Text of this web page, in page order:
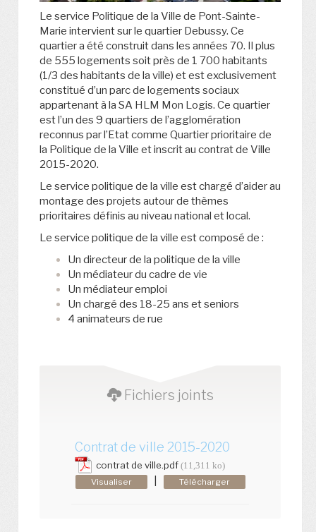
Le service Politique de la Ville de Pont-Sainte-
Marie intervient sur le quartier Debussy. Ce
quartier a été construit dans les années 70. Il plus
de 555 logements soit près de 1 700 habitants
(1/3 des habitants de la ville) et est exclusivement
constitué d’un parc de logements sociaux
appartenant à la SA HLM Mon Logis. Ce quartier
est l’un des 9 quartiers de l’agglomération
reconnus par l’Etat comme Quartier prioritaire de
la Politique de la Ville et inscrit au contrat de Ville
2015-2020.
Le service politique de la ville est chargé d’aider au
montage des projets autour de thèmes
prioritaires définis au niveau national et local.
Le service politique de la ville est composé de :
Un directeur de la politique de la ville
Un médiateur du cadre de vie
Un médiateur emploi
Un chargé des 18-25 ans et seniors
4 animateurs de rue
Fichiers joints
Contrat de ville 2015-2020
contrat de ville.pdf (11,311 ko)
Visualiser Télécharger